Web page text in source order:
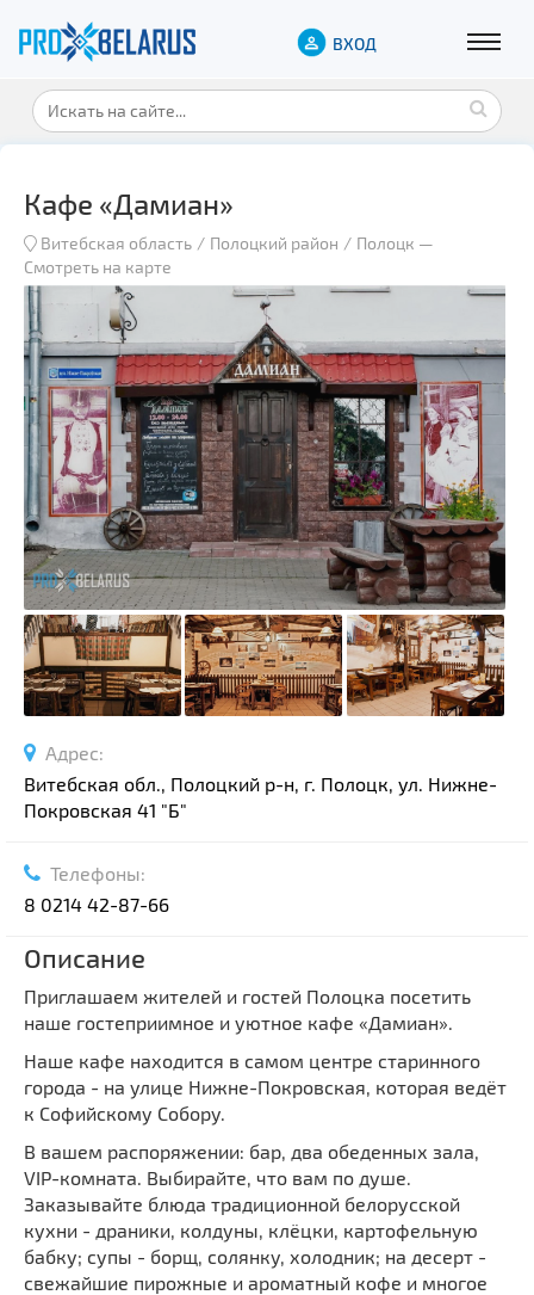
ВХОД
Кафе «Дамиан»
Витебская область Полоцкий район Полоцк —
Смотреть на карте
Адрес:
Витебская обл., Полоцкий р-н, г. Полоцк, ул. Нижне-
Покровская 41 "Б"
Телефоны:
8 0214 42-87-66
Описание
Приглашаем жителей и гостей Полоцка посетить
наше гостеприимное и уютное кафе «Дамиан».
Наше кафе находится в самом центре старинного
города - на улице Нижне-Покровская, которая ведёт
к Софийскому Собору.
В вашем распоряжении: бар, два обеденных зала,
VIP-комната. Выбирайте, что вам по душе.
Заказывайте блюда традиционной белорусской
кухни - драники, колдуны, клёцки, картофельную
бабку; супы - борщ, солянку, холодник; на десерт -
свежайшие пирожные и ароматный кофе и многое